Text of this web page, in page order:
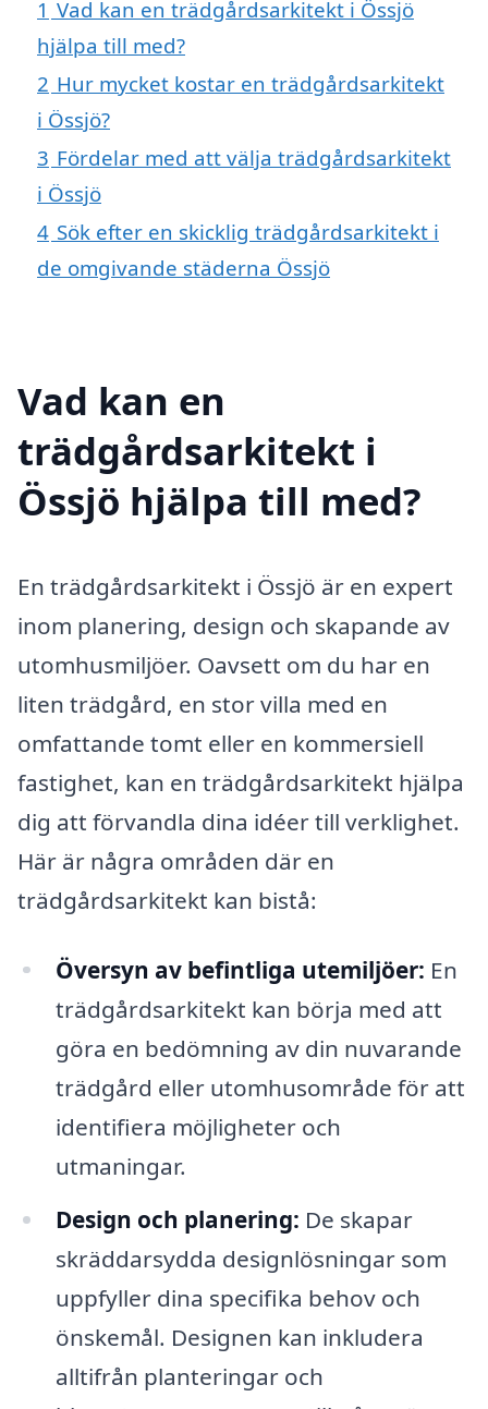
1 Vad kan en trädgårdsarkitekt i Össjö
hjälpa till med?
2 Hur mycket kostar en trädgårdsarkitekt
i Össjö?
3 Fördelar med att välja trädgårdsarkitekt
i Össjö
4 Sök efter en skicklig trädgårdsarkitekt i
de omgivande städerna Össjö
Vad kan en
trädgårdsarkitekt i
Össjö hjälpa till med?
En trädgårdsarkitekt i Össjö är en expert
inom planering, design och skapande av
utomhusmiljöer. Oavsett om du har en
liten trädgård, en stor villa med en
omfattande tomt eller en kommersiell
fastighet, kan en trädgårdsarkitekt hjälpa
dig att förvandla dina idéer till verklighet.
Här är några områden där en
trädgårdsarkitekt kan bistå:
Översyn av befintliga utemiljöer: En
trädgårdsarkitekt kan börja med att
göra en bedömning av din nuvarande
trädgård eller utomhusområde för att
identifiera möjligheter och
utmaningar.
Design och planering: De skapar
skräddarsydda designlösningar som
uppfyller dina specifika behov och
önskemål. Designen kan inkludera
alltifrån planteringar och